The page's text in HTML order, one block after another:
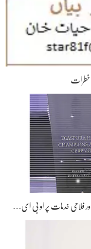
خطرات
فلاحی خدمات پر او بی ای…